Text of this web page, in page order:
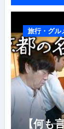
旅行・グル
【何も